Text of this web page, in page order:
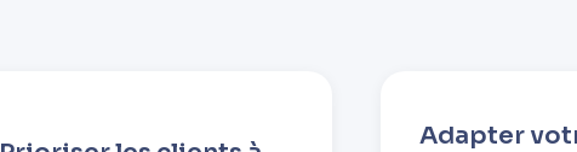
Adapter